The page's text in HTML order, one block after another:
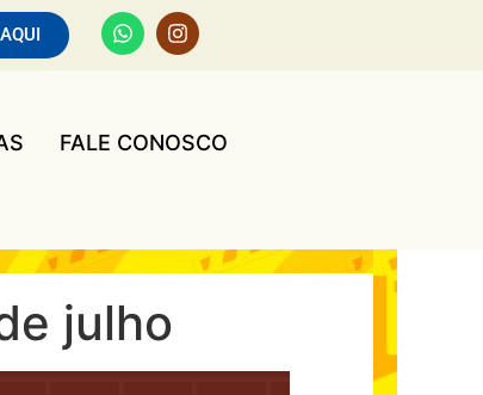
FALE CONOSCO
julho